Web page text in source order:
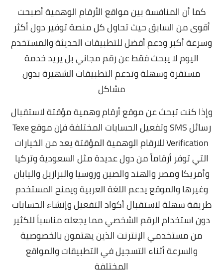
كما أن المنافسة بين مواقع الأرقام الوهمية أصبحت
أقوى من السابق حيث تحاول كل منصة توفير دول أكثر
وسرعة أكبر ودعم أفضل للتطبيقات الحديثة والمستخدم
اليوم لا يبحث فقط عن رقم مجاني بل يريد خدمة
مستقرة وسهلة وتدعم التطبيقات الشهيرة بدون
مشاكل
وإذا كنت تبحث عن موقع أرقام وهمية مؤقتة لاستقبال
رسائل SMS وتفعيل الحسابات المختلفة فإن موقع Texe
Verification للارقام الوهمية المؤقتة يعد من الخيارات
التي توفر أرقاماً من دول عديدة مثل السعودية وتركيا
وأمريكا ومصر والهند والصين وروسيا والبرازيل واليابان
وغيرها والموقع يدعم اللغة العربية ويمنح المستخدم
طريقة سهلة لاستقبال أكواد التفعيل وإنشاء الحسابات
دون استخدام الرقم الشخصي مما يجعله مناسباً للكثير
من مستخدمي الإنترنت الذين يهتمون بالخصوصية
والسرعة أثناء التسجيل في التطبيقات والمواقع
المختلفة